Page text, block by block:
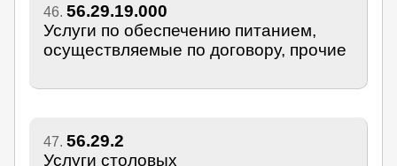
46. 56.29.19.000
Услуги по обеспечению питанием,
осуществляемые по договору, прочие
47. 56.29.2
Услуги столовых